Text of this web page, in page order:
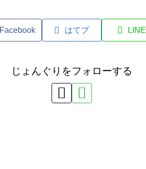
Facebook はてブ LINE
じょんぐりをフォローする